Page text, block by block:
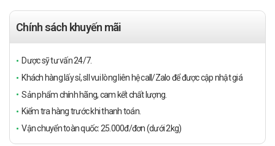
Chính sách khuyến mãi
Dược sỹ tư vấn 24/7.
Khách hàng lấy sỉ, sll vui lòng liên hệ call/Zalo để được cập nhật giá
Sản phẩm chính hãng, cam kết chất lượng.
Kiểm tra hàng trước khi thanh toán.
Vận chuyển toàn quốc: 25.000đ/đơn (dưới 2kg)